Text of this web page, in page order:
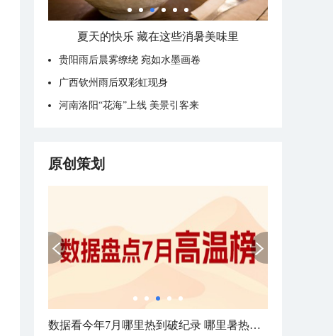
广西南宁：盛夏里的“绿野仙踪”
贵阳雨后晨雾缭绕 宛如水墨画卷
广西钦州雨后双彩虹现身
河南洛阳“花海”上线 美景引客来
原创策划
北方城市降雨日历出炉 看哪里雨水超长待机